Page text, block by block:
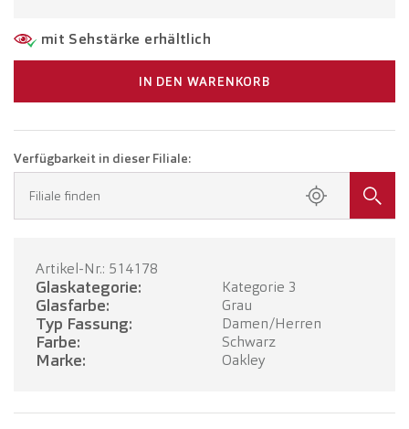
mit Sehstärke erhältlich
IN DEN WARENKORB
Verfügbarkeit in dieser Filiale:
Filiale finden
Artikel-Nr.: 514178
Glaskategorie: Kategorie 3
Glasfarbe: Grau
Typ Fassung: Damen/Herren
Farbe: Schwarz
Marke: Oakley